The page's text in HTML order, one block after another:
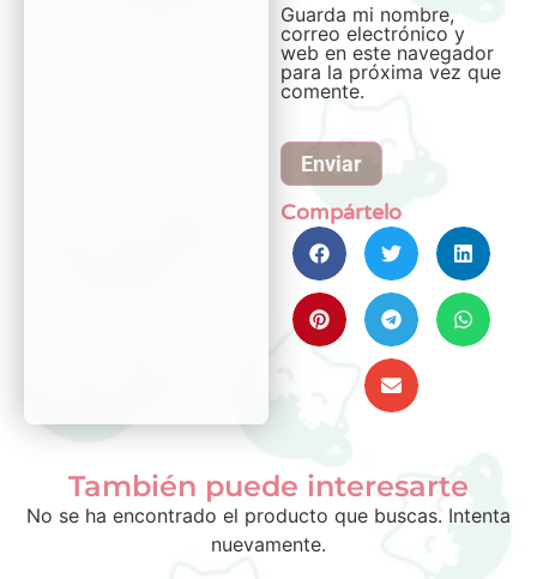
Guarda mi nombre,
correo electrónico y
web en este navegador
para la próxima vez que
comente.
Compártelo
También puede interesarte
No se ha encontrado el producto que buscas. Intenta
nuevamente.